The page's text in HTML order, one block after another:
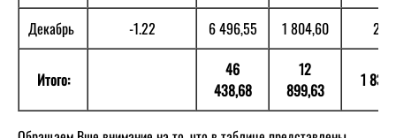
Итого:
46
438,68
12
899,63
1
Декабрь
-1.22 6 496,55 1 804,60 257